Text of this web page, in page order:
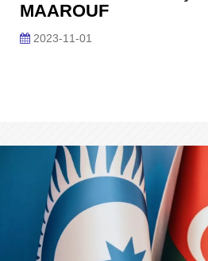
MAAROUF
2023-11-01